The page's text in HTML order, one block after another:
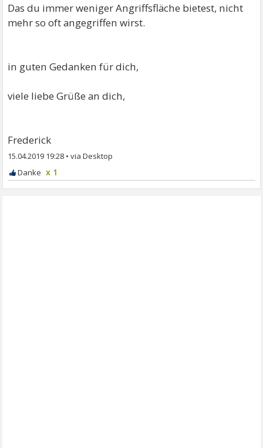
Das du immer weniger Angriffsfläche bietest, nicht
mehr so oft angegriffen wirst.
in guten Gedanken für dich,
viele liebe Grüße an dich,
Frederick
15.04.2019 19:28 •
x 1